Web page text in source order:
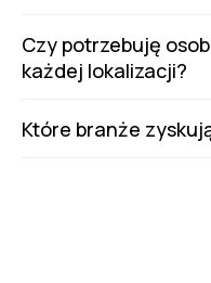
Czy potrzebuję
każdej lokalizacji?
Które branże